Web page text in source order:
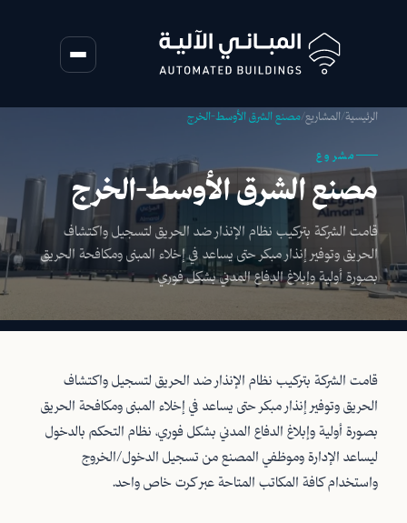
الرئيسية/المشاريع/مصنع الشرق الأوسط-الخرج
مشروع
مصنع الشرق الأوسط-الخرج
قامت الشركة بتركيب نظام الإنذار ضد الحريق لتسجيل واكتشاف
الحريق وتوفير إنذار مبكر حتى يساعد في إخلاء المبنى ومكافحة الحريق
بصورة أولية وإبلاغ الدفاع المدني بشكل فوري
قامت الشركة بتركيب نظام الإنذار ضد الحريق لتسجيل واكتشاف
الحريق وتوفير إنذار مبكر حتى يساعد في إخلاء المبنى ومكافحة الحريق
بصورة أولية وإبلاغ الدفاع المدني بشكل فوري، نظام التحكم بالدخول
ليساعد الإدارة وموظفي المصنع من تسجيل الدخول/الخروج
واستخدام كافة المكاتب المتاحة عبر كرت خاص واحد.